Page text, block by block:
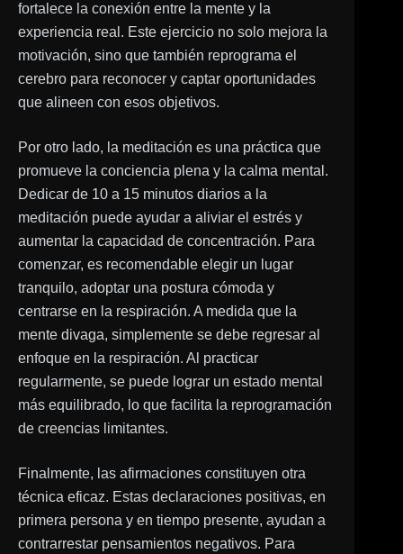
fortalece la conexión entre la mente y la
experiencia real. Este ejercicio no solo mejora la
motivación, sino que también reprograma el
cerebro para reconocer y captar oportunidades
que alineen con esos objetivos.
Por otro lado, la meditación es una práctica que
promueve la conciencia plena y la calma mental.
Dedicar de 10 a 15 minutos diarios a la
meditación puede ayudar a aliviar el estrés y
aumentar la capacidad de concentración. Para
comenzar, es recomendable elegir un lugar
tranquilo, adoptar una postura cómoda y
centrarse en la respiración. A medida que la
mente divaga, simplemente se debe regresar al
enfoque en la respiración. Al practicar
regularmente, se puede lograr un estado mental
más equilibrado, lo que facilita la reprogramación
de creencias limitantes.
Finalmente, las afirmaciones constituyen otra
técnica eficaz. Estas declaraciones positivas, en
primera persona y en tiempo presente, ayudan a
contrarrestar pensamientos negativos. Para